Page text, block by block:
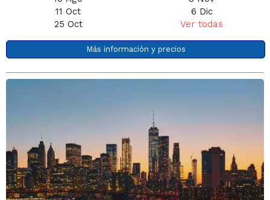
11 Oct
25 Oct
6 Dic
Ver todas
Más información y precios